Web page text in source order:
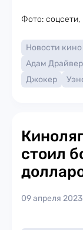
Фото:
Новости кино
Адам Драйвер
Джокер
стоил
09 апреля 2023